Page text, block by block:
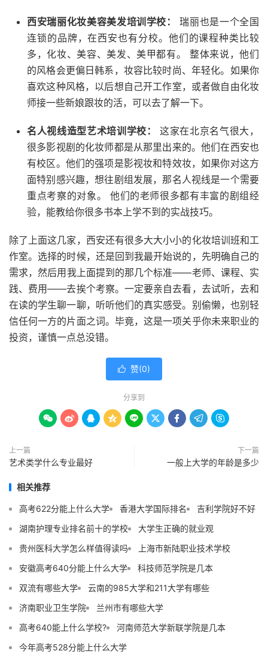
西安瑞丽化妆美容美发培训学校：
瑞丽也是一个全国
连锁的品牌，在西安也有分校。他们的课程种类比较
多，化妆、美容、美发、美甲都有。 整体来说，他们
的风格会更偏日韩系，妆容比较时尚、年轻化。如果你
喜欢这种风格，以后想自己开工作室，或者做自由化妆
师接一些新娘跟妆的活，可以去了解一下。
名人视线造型艺术培训学校：
这家在北京名气很大，
很多影视剧的化妆师都是从那里出来的。他们在西安也
有校区。他们的强项是影视妆和特效妆，如果你对这方
面特别感兴趣，想往剧组发展，那名人视线是一个需要
重点考察的对象。 他们的老师很多都有丰富的剧组经
验，能教给你很多书本上学不到的实战技巧。
除了上面这几家，西安还有很多大大小小的化妆培训班和工
作室。选择的时候，还是回到我最开始说的，先明确自己的
需求，然后用我上面提到的那几个标准——老师、课程、实
践、费用——去挨个考察。一定要亲自去看，去试听，去和
在读的学生聊一聊，听听他们的真实感受。别偷懒，也别轻
信任何一方的片面之词。毕竟，这是一项关乎你未来职业的
投资，谨慎一点总没错。
 赞(0)
分享到
        
上一篇
艺术类学什么专业最好
下一篇
一般上大学的年龄是多少
相关推荐
高考622分能上什么大学 香港大学国际排名
吉利学院好不好
湖南护理专业排名前十的学校
大学生正确的就业观
贵州医科大学怎么样值得读吗
上海市新陆职业技术学校
安徽高考640分能上什么大学
科技师范学院是几本
双流有哪些大学
云南的985大学和211大学有哪些
济南职业卫生学院
兰州市有哪些大学
高考640能上什么学校?
河南师范大学新联学院是几本
今年高考528分能上什么大学